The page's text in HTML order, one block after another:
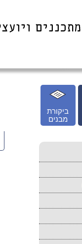
ביקורת
מבנים